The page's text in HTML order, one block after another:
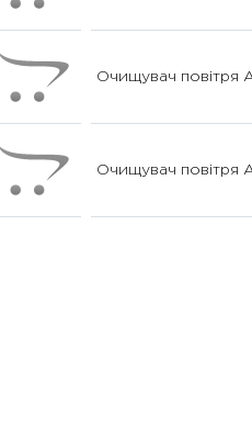
Очищувач повітря
Очищувач повітря